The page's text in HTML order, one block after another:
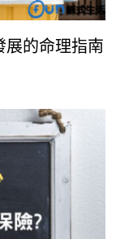
展的命理指南